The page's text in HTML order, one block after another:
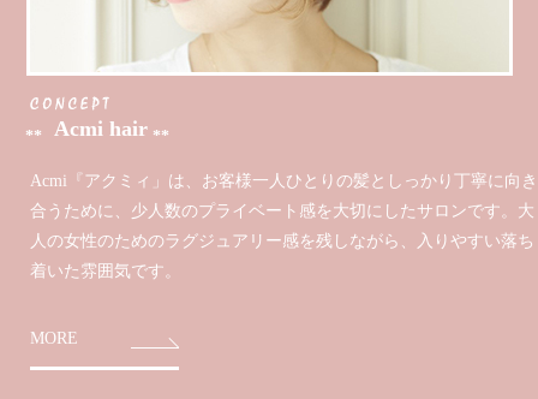
Acmi hair
Acmi『アクミィ」は、お客様一人ひとりの髪としっかり丁寧に向き
合うために、少人数のプライベート感を大切にしたサロンです。 大
人の女性のためのラグジュアリー感を残しながら、入りやすい落ち
着いた雰囲気です。
MORE